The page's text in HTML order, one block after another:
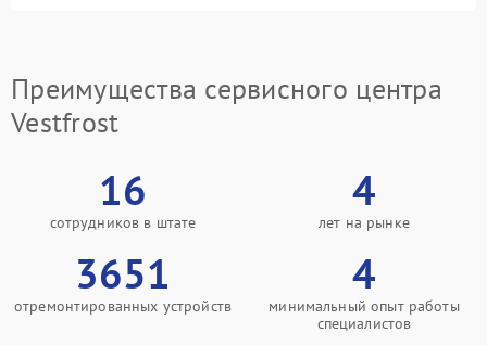
Преимущества сервисного центра
Vestfrost
16
сотрудников в штате
4
лет на рынке
3651
отремонтированных устройств
4
минимальный опыт работы
специалистов